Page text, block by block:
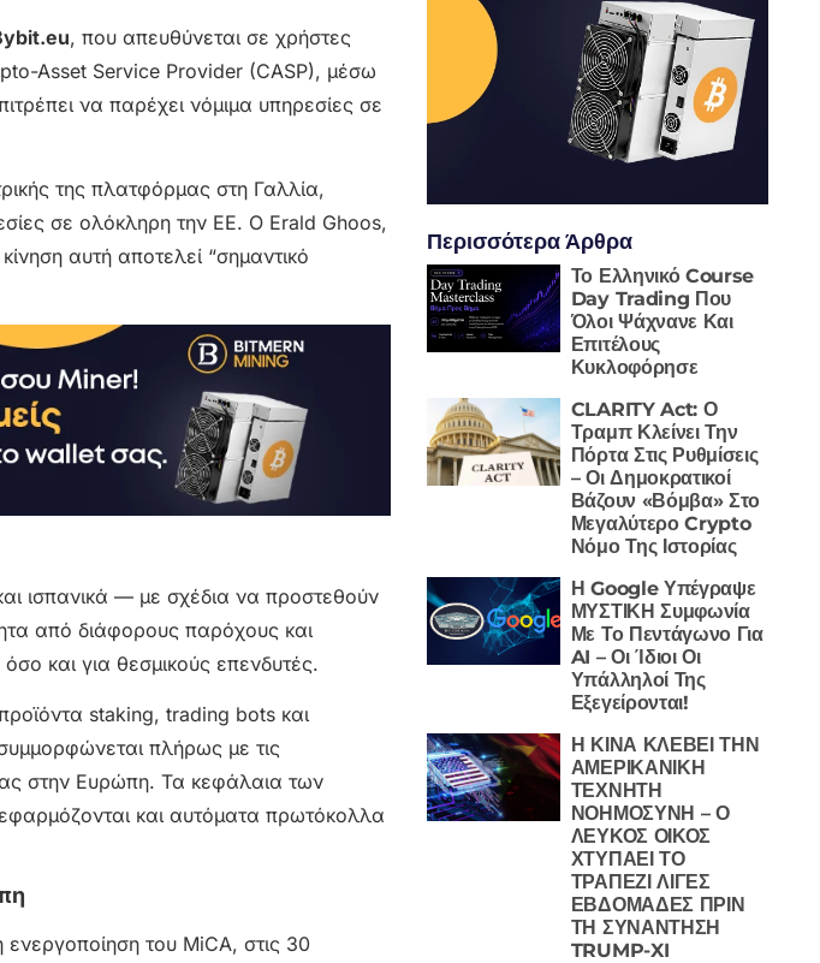
, που απευθύνεται σε χρήστες
Asset Service Provider (CASP), μέσω
να παρέχει νόμιμα υπηρεσίες σε
της πλατφόρμας στη Γαλλία,
σε ολόκληρη την ΕΕ. Ο Erald Ghoos,
αυτή αποτελεί “σημαντικό
ισπανικά — με σχέδια να προστεθούν
από διάφορους παρόχους και
και για θεσμικούς επενδυτές.
staking, trading bots και
πλήρως με τις
στην Ευρώπη. Τα κεφάλαια των
και αυτόματα πρωτόκολλα
του MiCA, στις 30
Περισσότερα Άρθρα
Το Ελληνικό Course
Day Trading Που
Όλοι Ψάχνανε Και
Επιτέλους
Κυκλοφόρησε
CLARITY Act: Ο
Τραμπ Κλείνει Την
Πόρτα Στις Ρυθμίσεις
– Οι Δημοκρατικοί
Βάζουν «Βόμβα» Στο
Μεγαλύτερο Crypto
Νόμο Της Ιστορίας
Η Google Υπέγραψε
ΜΥΣΤΙΚΗ Συμφωνία
Με Το Πεντάγωνο Για
AI – Οι Ίδιοι Οι
Υπάλληλοί Της
Εξεγείρονται!
Η ΚΙΝΑ ΚΛΕΒΕΙ ΤΗΝ
ΑΜΕΡΙΚΑΝΙΚΗ
ΤΕΧΝΗΤΗ
ΝΟΗΜΟΣΥΝΗ – Ο
ΛΕΥΚΟΣ ΟΙΚΟΣ
ΧΤΥΠΑΕΙ ΤΟ
ΤΡΑΠΕΖΙ ΛΙΓΕΣ
ΕΒΔΟΜΑΔΕΣ ΠΡΙΝ
ΤΗ ΣΥΝΑΝΤΗΣΗ
TRUMP-XI